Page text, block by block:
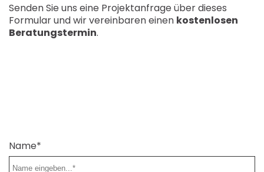
Senden Sie uns eine Projektanfrage über dieses
Formular und wir vereinbaren einen kostenlosen
Beratungstermin.
Name*